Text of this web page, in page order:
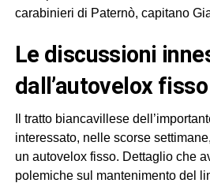
carabinieri di Paternò, capitano
Le discussioni
dall’autovelox fisso
Il tratto biancavillese
interessato, nelle scorse
un autovelox fisso. Dettaglio che
polemiche sul mantenimento del